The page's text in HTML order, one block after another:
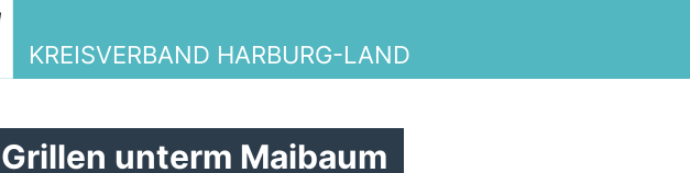
KREISVERBAND HARBURG-LAND
unterm Maibaum